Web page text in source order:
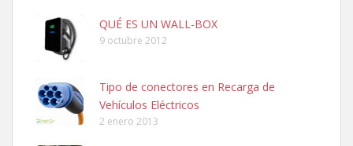
QUÉ ES UN WALL-BOX
9 octubre 2012
Tipo de conectores en Recarga de
Vehículos Eléctricos
2 enero 2013